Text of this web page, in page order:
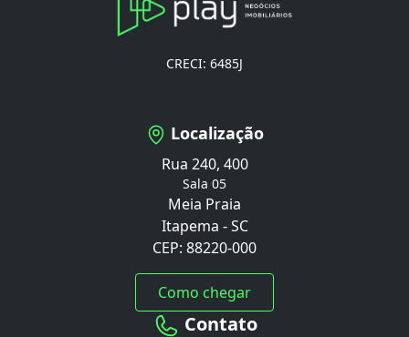
CRECI: 6485J
Localização
Rua 240, 400
Sala 05
Meia Praia
Itapema - SC
CEP: 88220-000
Como chegar
Contato